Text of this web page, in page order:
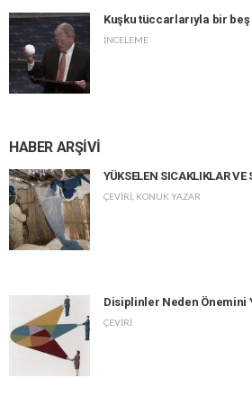
Kuşku tüccarlarıyla bir beş
İNCELEME
HABER ARŞİVİ
YÜKSELEN SICAKLIKLAR VE
ÇEVİRİ KONUK YAZAR
Disiplinler Neden Önemini
ÇEVİRİ